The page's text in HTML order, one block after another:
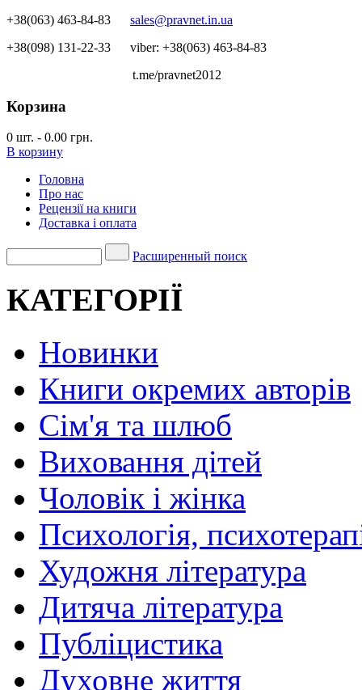
+38(063) 463-84-83 sales@pravnet.in.ua
+38(098) 131-22-33 viber: +38(063) 463-84-83
t.me/pravnet2012
Корзина
0 шт. - 0.00 грн.
В корзину
Головна
Про нас
Рецензії на книги
Доставка і оплата
Расширенный поиск
КАТЕГОРІЇ
Новинки
Книги окремих авторів
Сім'я та шлюб
Виховання дітей
Чоловік і жінка
Психологія,
Художня література
Дитяча література
Публіцистика
Духовне життя